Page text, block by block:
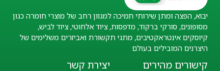
יבוא, הפצה ומתן שירותי תמיכה למגוון רחב של מוצרי חומרה כגון
מסופונים, סורקי ברקוד, מדפסות, ציוד אלחוטי, ציוד לביש,
קיוסקים אינטראקטיבים, מתגי תקשורת ואביזרים משלימים של
היצרנים המובילים בעולם
קישורים מהירים יצירת קשר